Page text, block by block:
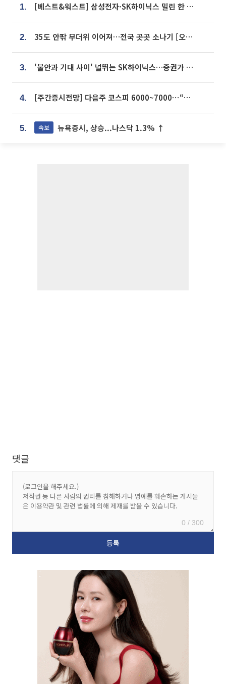
1. [베스트&워스트] 삼성전자·SK하이닉스 밀린 한 주…상상인증권은 85% 급등
2. 35도 안팎 무더위 이어져…전국 곳곳 소나기 [오늘 날씨]
3. '불안과 기대 사이' 널뛰는 SK하이닉스…증권가 "HBM4·LTA 기반 펀터멘털 견고"
4. [주간증시전망] 다음주 코스피 6000~7000⋯“外人 수급은 정책이 변수”
5. 속보 뉴욕증시, 상승...나스닥 1.3% ↑
댓글
0 / 300